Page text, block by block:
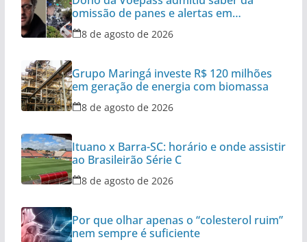
omissão de panes e alertas em
aeronaves
8 de agosto de 2026
Grupo Maringá investe R$ 120 milhões
em geração de energia com biomassa
8 de agosto de 2026
Ituano x Barra-SC: horário e onde assistir
ao Brasileirão Série C
8 de agosto de 2026
Por que olhar apenas o “colesterol ruim”
nem sempre é suficiente